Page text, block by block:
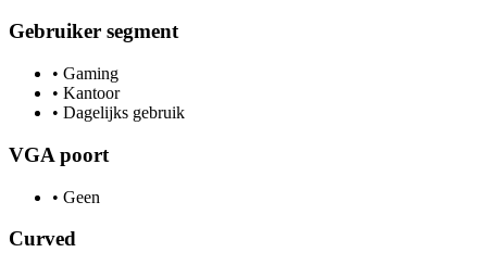
Gebruiker segment
• Gaming
• Kantoor
• Dagelijks gebruik
VGA poort
• Geen
Curved